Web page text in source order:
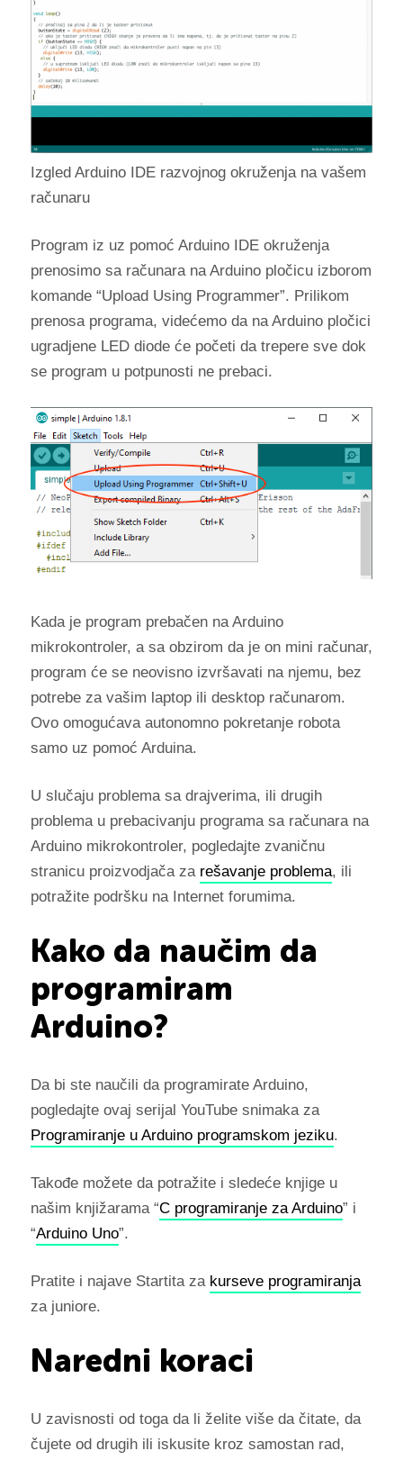
Izgled Arduino IDE razvojnog okruženja na vašem
računaru
Program iz uz pomoć Arduino IDE okruženja
prenosimo sa računara na Arduino pločicu izborom
komande “Upload Using Programmer”. Prilikom
prenosa programa, videćemo da na Arduino pločici
ugradjene LED diode će početi da trepere sve dok
se program u potpunosti ne prebaci.
Kada je program prebačen na Arduino
mikrokontroler, a sa obzirom da je on mini računar,
program će se neovisno izvršavati na njemu, bez
potrebe za vašim laptop ili desktop računarom.
Ovo omogućava autonomno pokretanje robota
samo uz pomoć Arduina.
U slučaju problema sa drajverima, ili drugih
problema u prebacivanju programa sa računara na
Arduino mikrokontroler, pogledajte zvaničnu
stranicu proizvodjača za rešavanje problema, ili
potražite podršku na Internet forumima.
Kako da naučim da
programiram
Arduino?
Da bi ste naučili da programirate Arduino,
pogledajte ovaj serijal YouTube snimaka za
Programiranje u Arduino programskom jeziku.
Takođe možete da potražite i sledeće knjige u
našim knjižarama “C programiranje za Arduino” i
“Arduino Uno”.
Pratite i najave Startita za kurseve programiranja
za juniore.
Naredni koraci
U zavisnosti od toga da li želite više da čitate, da
čujete od drugih ili iskusite kroz samostan rad,